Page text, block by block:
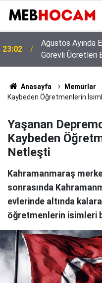
21:02
Türk Eğitim-
Yetiştirme Süreci
Anasayfa Memurlar
Kaybeden Öğretmenlerin
Yaşanan
Kaybeden
Netleşti
Kahramanmaraş
sonrasında
evlerinde altında
öğretmenlerin isimleri